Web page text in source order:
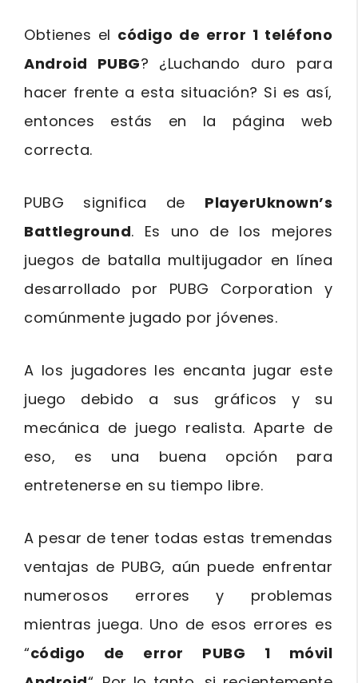
Obtienes el código de error 1 teléfono
Android PUBG? ¿Luchando duro para
hacer frente a esta situación? Si es así,
entonces estás en la página web
correcta.
PUBG significa de PlayerUknown’s
Battleground. Es uno de los mejores
juegos de batalla multijugador en línea
desarrollado por PUBG Corporation y
comúnmente jugado por jóvenes.
A los jugadores les encanta jugar este
juego debido a sus gráficos y su
mecánica de juego realista. Aparte de
eso, es una buena opción para
entretenerse en su tiempo libre.
A pesar de tener todas estas tremendas
ventajas de PUBG, aún puede enfrentar
numerosos errores y problemas
mientras juega. Uno de esos errores es
“código de error PUBG 1 móvil